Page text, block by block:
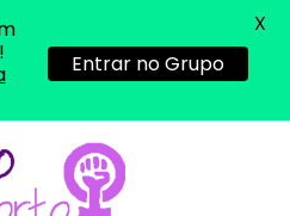
Entrar no Grupo
X